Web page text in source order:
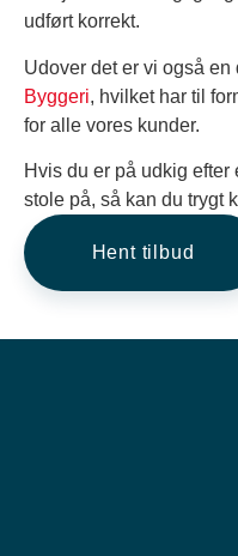
udført korrekt.
Udover det er vi også en
Byggeri, hvilket har til
for alle vores kunder.
Hvis du er på udkig
stole på, så kan du trygt
Hent tilbud